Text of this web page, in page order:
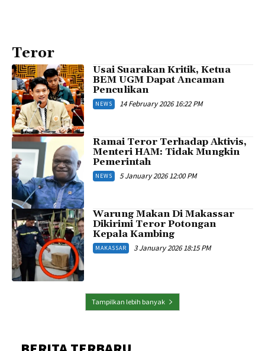
Teror
Usai Suarakan Kritik, Ketua
BEM UGM Dapat Ancaman
Penculikan
NEWS 14 February 2026 16:22 PM
Ramai Teror Terhadap Aktivis,
Menteri HAM: Tidak Mungkin
Pemerintah
NEWS 5 January 2026 12:00 PM
Warung Makan Di Makassar
Dikirimi Teror Potongan
Kepala Kambing
MAKASSAR 3 January 2026 18:15 PM
Tampilkan lebih banyak